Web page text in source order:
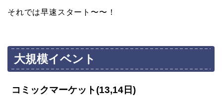
それでは早速スタート〜〜！
大規模イベント
コミックマーケット(13,14日)